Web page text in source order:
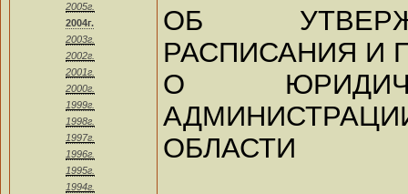
2005г.
2004г.
2003г.
2002г.
2001г.
2000г.
1999г.
1998г.
1997г.
1996г.
1995г.
1994г.
ОБ
РАСПИСАНИЯ И
О
ОБЛАСТИ